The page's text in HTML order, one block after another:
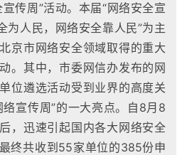
传周”活动。本届“网络安全宣
为人民，网络安全靠人民”为主
京市网络安全领域取得的重大
。其中，市委网信办发布的网
位遴选活动受到业界的高度关
络宣传周”的一大亮点。自8月8
，迅速引起国内各大网络安全
终共收到55家单位的385份申